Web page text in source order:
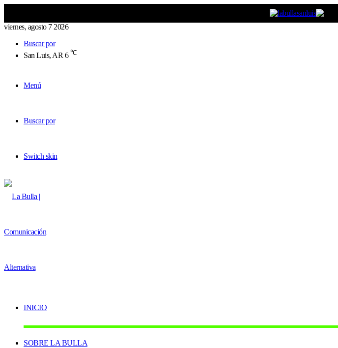
viernes, agosto 7 2026
Buscar por
San Luis, AR 6 ℃
Menú
Buscar por
Switch skin
INICIO
SOBRE LA BULLA